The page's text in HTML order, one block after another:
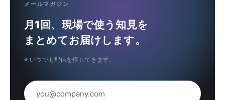
メールマガジン
月1回、現場で使う知見を
まとめてお届けします。
※ いつでも配信を停止できます。